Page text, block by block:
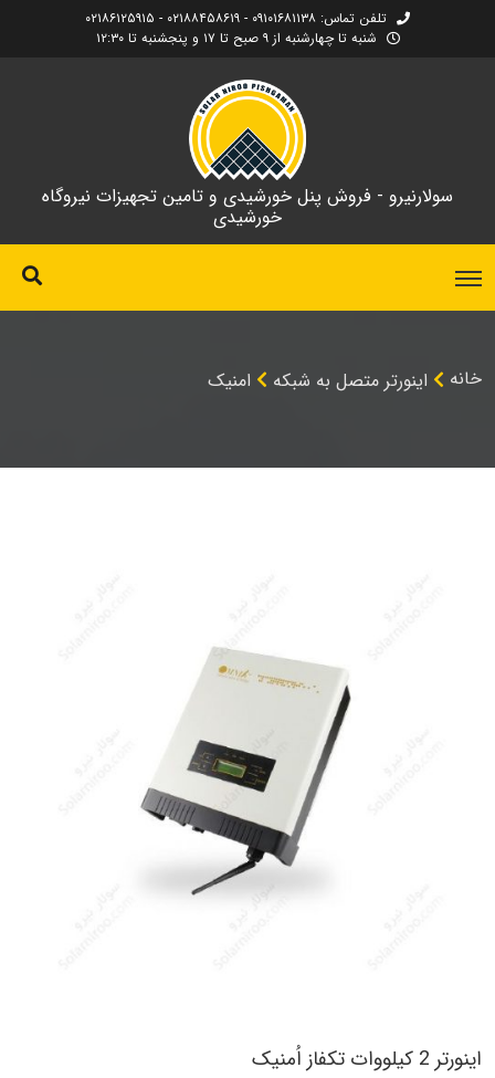
تلفن تماس: ۰۹۱۰۱۶۸۱۱۳۸ - ۰۲۱۸۸۴۵۸۶۱۹ - ۰۲۱۸۶۱۲۵۹۱۵
شنبه تا چهارشنبه از ۹ صبح تا ۱۷ و پنجشنبه تا ۱۲:۳۰
سولارنیرو - فروش پنل خورشیدی و تامین تجهیزات نیروگاه
خورشیدی
خانه اینورتر متصل به شبکه امنیک
اینورتر 2 کیلووات تکفاز اُمنیک